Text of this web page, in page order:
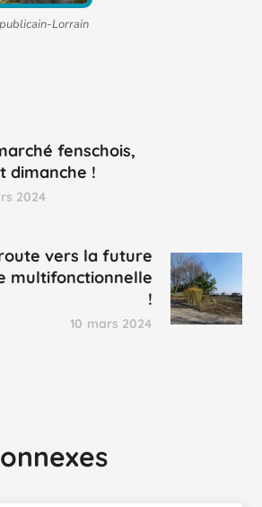
Lorrain
fenschois,
dimanche !
2024
vers la future
multifonctionnelle
!
10 mars 2024